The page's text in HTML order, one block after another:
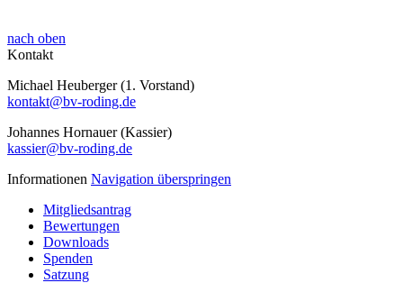
nach oben
Kontakt
Michael Heuberger (1. Vorstand)
kontakt@bv-roding.de
Johannes Hornauer (Kassier)
kassier@bv-roding.de
Informationen Navigation überspringen
Mitgliedsantrag
Bewertungen
Downloads
Spenden
Satzung